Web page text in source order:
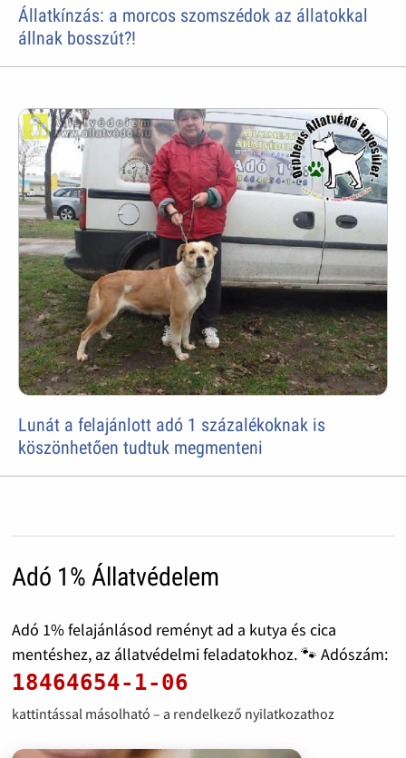
Állatkínzás: a morcos szomszédok az állatokkal
állnak bosszút?!
Lunát a felajánlott adó 1 százalékoknak is
köszönhetően tudtuk megmenteni
Adó 1% Állatvédelem
Adó 1% felajánlásod reményt ad a kutya és cica
mentéshez, az állatvédelmi feladatokhoz. 🐾 Adószám:
18464654-1-06
kattintással másolható – a rendelkező nyilatkozathoz